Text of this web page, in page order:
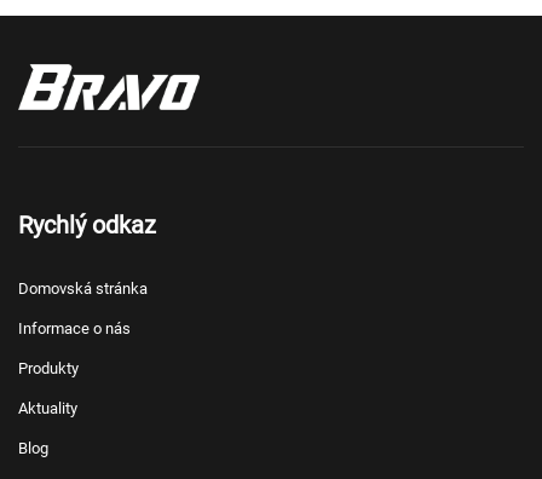
Rychlý odkaz
Domovská stránka
Informace o nás
Produkty
Aktuality
Blog